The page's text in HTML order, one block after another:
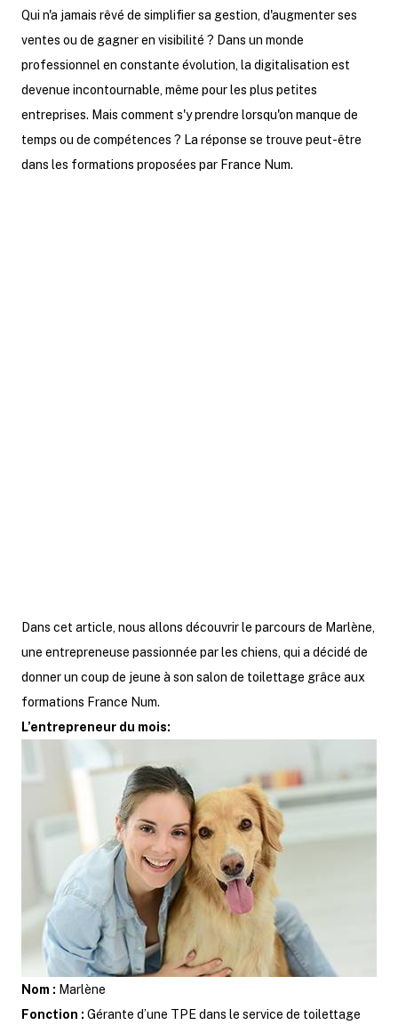
Qui n'a jamais rêvé de simplifier sa gestion, d'augmenter ses
ventes ou de gagner en visibilité ? Dans un monde
professionnel en constante évolution, la digitalisation est
devenue incontournable, même pour les plus petites
entreprises. Mais comment s'y prendre lorsqu'on manque de
temps ou de compétences ? La réponse se trouve peut-être
dans les formations proposées par France Num.
Dans cet article, nous allons découvrir le parcours de Marlène,
une entrepreneuse passionnée par les chiens, qui a décidé de
donner un coup de jeune à son salon de toilettage grâce aux
formations France Num.
L’entrepreneur du mois:
Nom : Marlène
Fonction : Gérante d’une TPE dans le service de toilettage